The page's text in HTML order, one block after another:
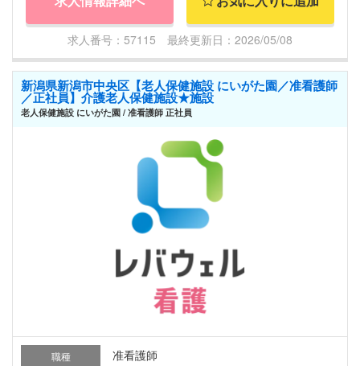
求人番号：57115 最終更新日：2026/05/08
新潟県新潟市中央区【老人保健施設 にいがた園／准看護師
／正社員】介護老人保健施設★施設
老人保健施設 にいがた園 / 准看護師 正社員
職種 准看護師